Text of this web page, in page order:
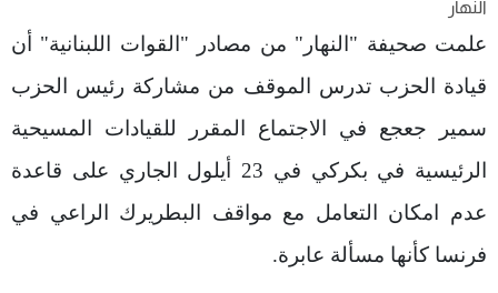
النهار
علمت صحيفة "النهار" من مصادر "القوات اللبنانية" أن
قيادة الحزب تدرس الموقف من مشاركة رئيس الحزب
سمير جعجع في الاجتماع المقرر للقيادات المسيحية
الرئيسية في بكركي في 23 أيلول الجاري على قاعدة
عدم امكان التعامل مع مواقف البطريرك الراعي في
فرنسا كأنها مسألة عابرة.
عن MTV
الإنـتـاج
وظائف
تواصل معنا
شروط الإسـتخدام
سياسة الخصوصية